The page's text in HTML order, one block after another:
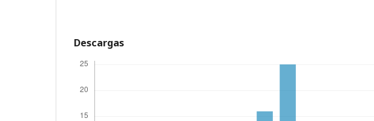
Descargas